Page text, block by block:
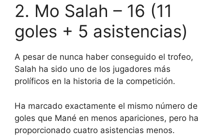
2. Mo Salah – 16 (11
goles + 5 asistencias)
A pesar de nunca haber conseguido el trofeo,
Salah ha sido uno de los jugadores más
prolíficos en la historia de la competición.
Ha marcado exactamente el mismo número de
goles que Mané en menos apariciones, pero ha
proporcionado cuatro asistencias menos.